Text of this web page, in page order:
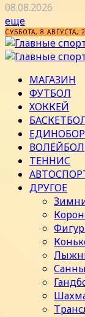
08.08.2026
еще
СУББОТА, 8 АВГУСТА,
МАГАЗИН
ФУТБОЛ
ХОККЕЙ
ВОЛЕЙБОЛ
ТЕННИС
ДРУГОЕ